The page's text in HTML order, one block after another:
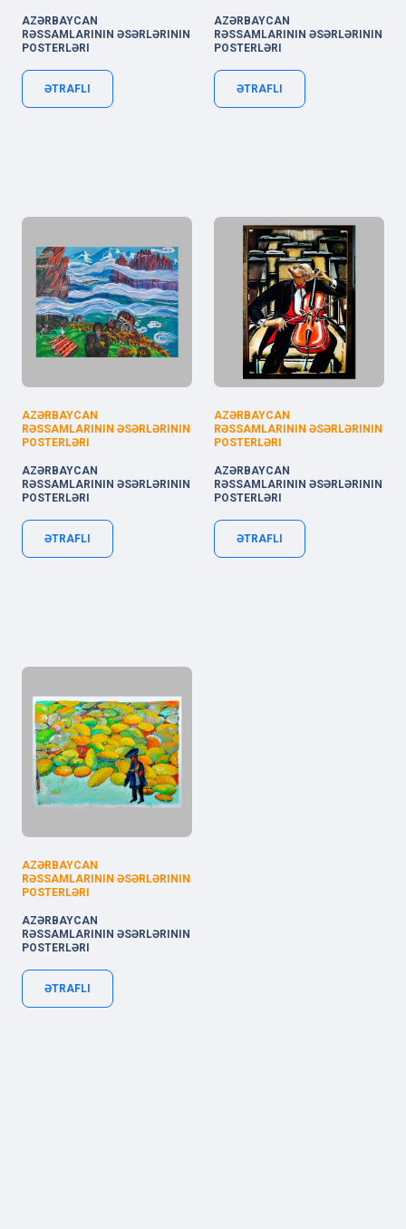
AZƏRBAYCAN
RƏSSAMLARININ ƏSƏRLƏRININ
POSTERLƏRI
ƏTRAFLI
AZƏRBAYCAN
RƏSSAMLARININ ƏSƏRLƏRININ
POSTERLƏRI
ƏTRAFLI
AZƏRBAYCAN
RƏSSAMLARININ ƏSƏRLƏRININ
POSTERLƏRI
AZƏRBAYCAN
RƏSSAMLARININ ƏSƏRLƏRININ
POSTERLƏRI
ƏTRAFLI
AZƏRBAYCAN
RƏSSAMLARININ ƏSƏRLƏRININ
POSTERLƏRI
AZƏRBAYCAN
RƏSSAMLARININ ƏSƏRLƏRININ
POSTERLƏRI
ƏTRAFLI
AZƏRBAYCAN
RƏSSAMLARININ ƏSƏRLƏRININ
POSTERLƏRI
AZƏRBAYCAN
RƏSSAMLARININ ƏSƏRLƏRININ
POSTERLƏRI
ƏTRAFLI